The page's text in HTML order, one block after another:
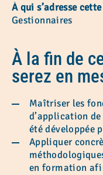
À qui s’adresse
Gestionnaires
À la fin de
serez en
Maîtriser les
d’application de
été développée
Appliquer
en formation